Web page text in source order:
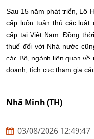
Sau 15 năm phát triển, Lô
cấp luôn tuân thủ các luật
cấp tại Việt Nam. Đồng
thuế đối với Nhà nước
các Bộ, ngành liên quan
doanh, tích cực tham gia
Nhã Minh (TH)
03/08/2026 12:49:47